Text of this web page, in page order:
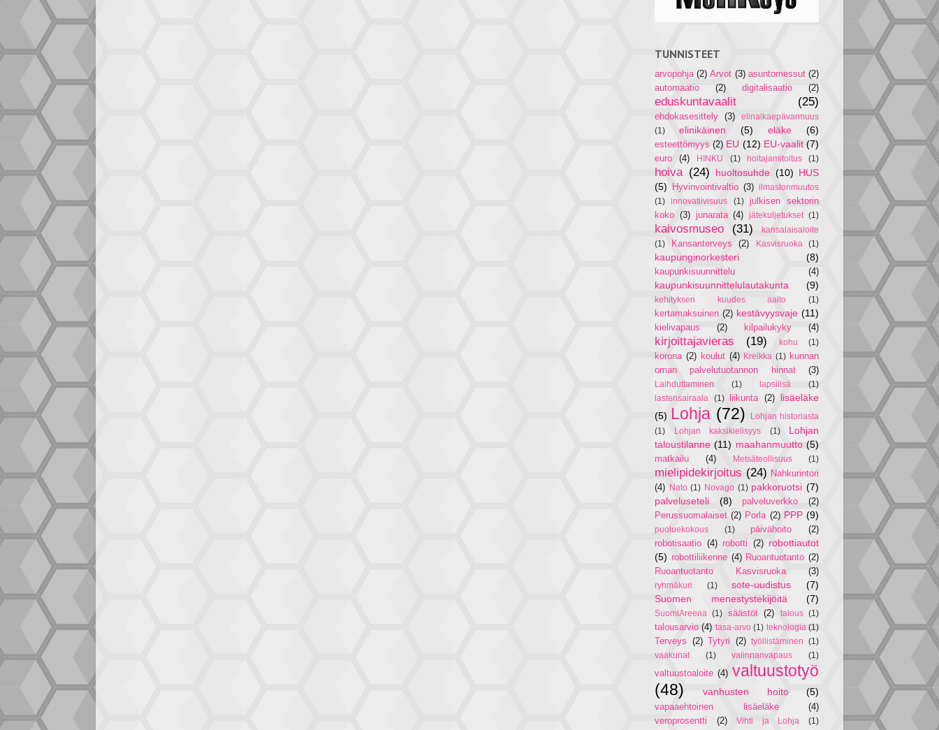
TUNNISTEET
arvopohja (2) Arvot (3) asuntomessut (2)
automaatio
(2) digitalisaatio (2)
eduskuntavaalit (25)
ehdokasesittely (3)
elinaikaepävarmuus
(1)
elinikäinen (5) eläke (6)
esteettömyys (2) EU (12) EU-vaalit (7)
euro (4) HINKU (1) hoitajamitoitus (1)
hoiva (24) huoltosuhde (10) HUS
(5)
Hyvinvointivaltio (3) ilmastonmuutos
(1)
innovatiivisuus (1)
julkisen sektorin
koko (3) junarata (4) jätekuljetukset (1)
kaivosmuseo (31)
kansalaisaloite
(1)
Kansanterveys (2) Kasvisruoka (1)
kaupunginorkesteri (8)
kaupunkisuunnittelu (4)
kaupunkisuunnittelulautakunta (9)
kehityksen kuudes aalto (1)
kertamaksuinen (2) kestävyysvaje (11)
kielivapaus (2) kilpailukyky (4)
kirjoittajavieras (19) kohu (1)
korona (2) koulut (4) Kreikka (1) kunnan
oman palvelutuotannon hinnat
(3)
Laihduttaminen (1) lapsilisä
(1)
lastensairaala
(1) liikunta (2)
lisäeläke
(5) Lohja (72)
Lohjan historiasta
(1)
Lohjan kaksikielisyys (1)
Lohjan
taloustilanne (11) maahanmuutto (5)
matkailu (4) Metsäteollisuus (1)
mielipidekirjoitus (24) Nahkurintori
(4)
Nato (1) Novago (1) pakkoruotsi (7)
palveluseteli
(8) palveluverkko
(2)
Perussuomalaiset (2) Porla (2) PPP (9)
puoluekokous (1) päivähoito
(2)
robotisaatio (4) robotti (2) robottiautot
(5) robottiliikenne (4) Ruoantuotanto (2)
Ruoantuotanto Kasvisruoka
(3)
ryhmäkuri (1) sote-uudistus
(7)
Suomen menestystekijöitä
(7)
SuomiAreena (1) säästöt (2) talous (1)
talousarvio (4) tasa-arvo (1) teknologia (1)
Terveys (2) Tytyri (2) työllistäminen
(1)
vaakunat
(1) valinnanvapaus (1)
valtuustoaloite (4) valtuustotyö
(48)
vanhusten hoito (5)
vapaaehtoinen lisäeläke
(4)
veroprosentti
(2) Vihti ja Lohja (1)